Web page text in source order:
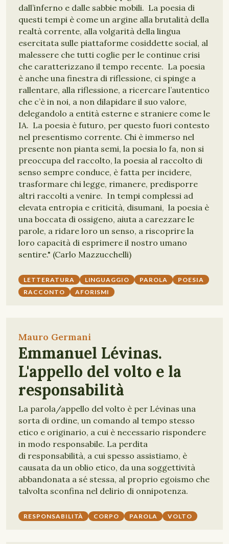
dall’inferno e dalle sabbie mobili. La poesia di
questi tempi è come un argine alla brutalità della
realtà corrente, alla volgarità della lingua
esercitata sulle piattaforme cosiddette social, al
malessere che tutti coglie per le continue crisi
che caratterizzano il tempo recente. La poesia
è anche una finestra di riflessione, ci spinge a
rallentare, alla riflessione, a ricercare l’autentico
che c’è in noi, a non dilapidare il suo valore,
delegandolo a entità esterne e straniere come le
IA. La poesia è futuro, per questo fuori contesto
nel presentismo corrente. Chi è immerso nel
presente non pianta semi, la poesia lo fa, non si
preoccupa del raccolto, la poesia al raccolto di
senso sempre conduce, è fatta per incidere,
trasformare chi legge, rimanere, predisporre
altri raccolti a venire. In tempi complessi ad
elevata entropia e criticità, disumani, la poesia è
una boccata di ossigeno, aiuta a carezzare le
parole, a ridare loro un senso, a riscoprire la
loro capacità di esprimere il nostro umano
sentire." (Carlo Mazzucchelli)
LETTERATURA LINGUAGGIO PAROLA
POESIA
RACCONTO
AFORISMI
Mauro Germani
Emmanuel Lévinas.
L'appello del volto e la
responsabilità
La parola/appello del volto è per Lévinas una
sorta di ordine, un comando al tempo stesso
etico e originario, a cui è necessario rispondere
in modo responsabile. La perdita
di responsabilità, a cui spesso assistiamo, è
causata da un oblio etico, da una soggettività
abbandonata a sé stessa, al proprio egoismo che
talvolta sconfina nel delirio di onnipotenza.
RESPONSABILITÀ CORPO PAROLA VOLTO